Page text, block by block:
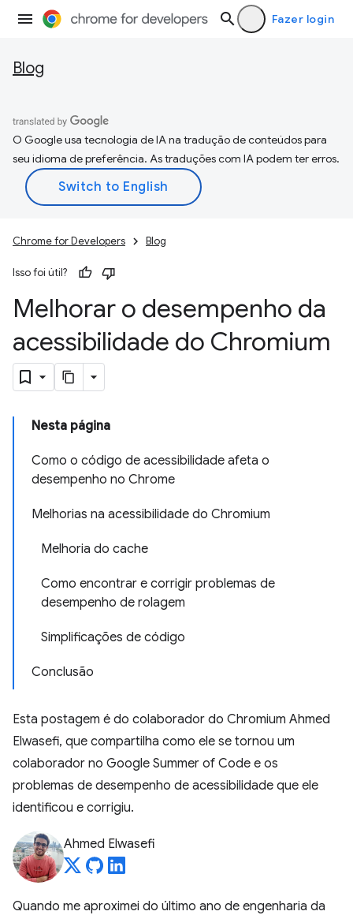
Fazer login
Blog
O Google usa tecnologia de IA na tradução de conteúdos para
seu idioma de preferência. As traduções com IA podem ter erros.
Chrome for Developers Blog
Isso foi útil?
Melhorar o desempenho da
acessibilidade do Chromium
Nesta página
Como o código de acessibilidade afeta o
desempenho no Chrome
Melhorias na acessibilidade do Chromium
Melhoria do cache
Como encontrar e corrigir problemas de
desempenho de rolagem
Simplificações de código
Conclusão
Esta postagem é do colaborador do Chromium Ahmed
Elwasefi, que compartilha como ele se tornou um
colaborador no Google Summer of Code e os
problemas de desempenho de acessibilidade que ele
identificou e corrigiu.
Ahmed Elwasefi
Quando me aproximei do último ano de engenharia da